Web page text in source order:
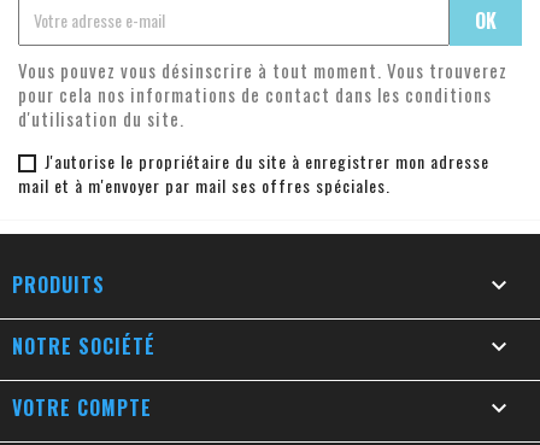
Vous pouvez vous désinscrire à tout moment. Vous trouverez
pour cela nos informations de contact dans les conditions
d'utilisation du site.
J'autorise le propriétaire du site à enregistrer mon adresse
mail et à m'envoyer par mail ses offres spéciales.
PRODUITS 
NOTRE SOCIÉTÉ 
VOTRE COMPTE 